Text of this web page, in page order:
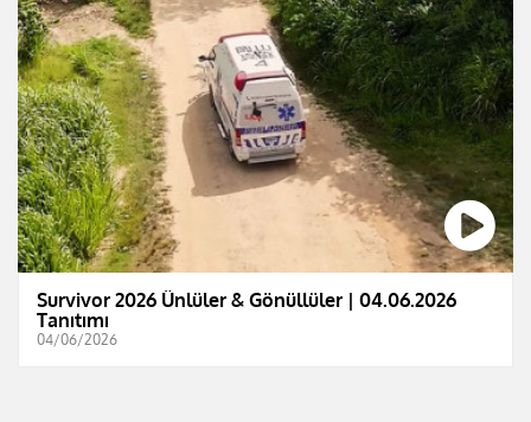
Survivor 2026 Ünlüler & Gönüllüler | 04.06.2026
Tanıtımı
04/06/2026